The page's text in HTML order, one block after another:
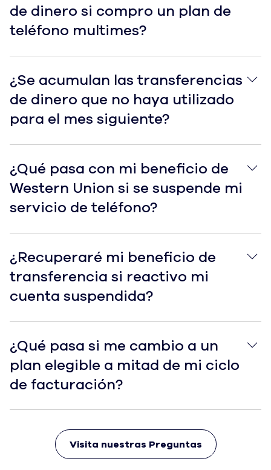
de dinero si compro un plan de
teléfono multimes?
¿Se acumulan las transferencias
de dinero que no haya utilizado
para el mes siguiente?
¿Qué pasa con mi beneficio de
Western Union si se suspende mi
servicio de teléfono?
¿Recuperaré mi beneficio de
transferencia si reactivo mi
cuenta suspendida?
¿Qué pasa si me cambio a un
plan elegible a mitad de mi ciclo
de facturación?
Visita nuestras Preguntas